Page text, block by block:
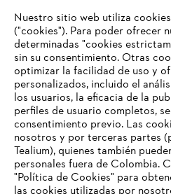
Compromiso social
Información para proveedores
Productos
Contacto
Carrera profesional
Sistema de denuncia de
Nuestro sitio web utiliza
("cookies"). Para poder ofrecer
determinadas "cookies
sin su consentimiento. Otras
optimizar la facilidad de uso y
personalizados, incluido el
los usuarios, la eficacia de la
perfiles de usuario completos,
consentimiento previo. Las
nosotros y por terceras partes
Tealium), quienes también
personales fuera de Colombia.
"Política de Cookies" para